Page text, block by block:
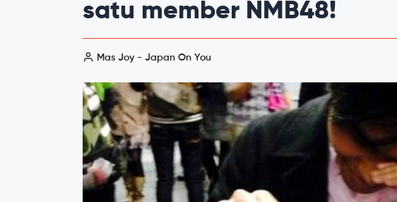
satu member NMB48!
Mas Joy - Japan On You